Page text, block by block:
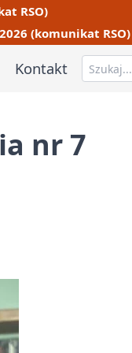
RSO)
(komunikat RSO)
Kontakt
nr 7